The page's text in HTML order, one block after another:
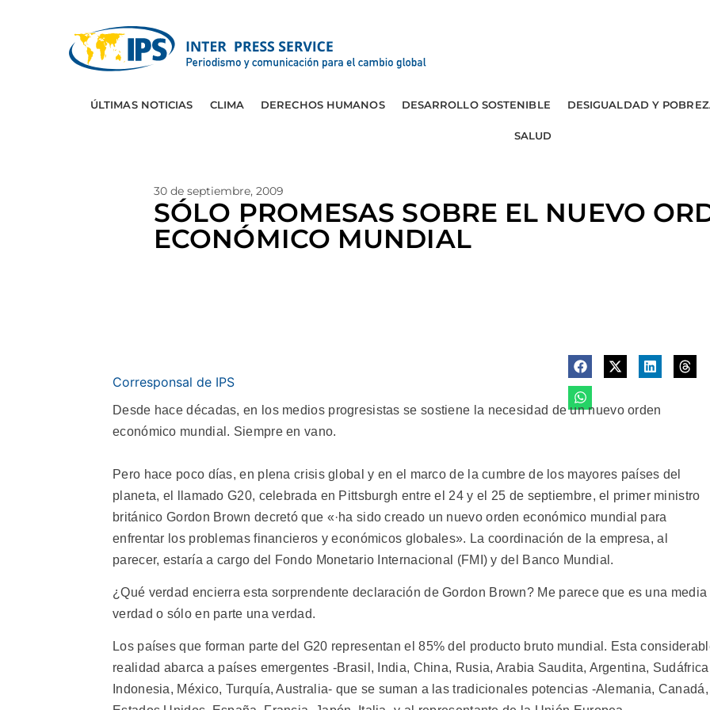
ÚLTIMAS NOTICIAS CLIMA DERECHOS HUMANOS DESARROLLO SOSTENIBLE DESIGUALDAD Y
SALUD
30 de septiembre, 2009
SÓLO PROMESAS SOBRE EL NUEVO
ECONÓMICO MUNDIAL
Corresponsal de IPS
Desde hace décadas, en los medios progresistas se sostiene la necesidad de un nuevo orden
económico mundial. Siempre en vano.
Pero hace poco días, en plena crisis global y en el marco de la cumbre de los mayores países del
planeta, el llamado G20, celebrada en Pittsburgh entre el 24 y el 25 de septiembre, el primer ministro
británico Gordon Brown decretó que «·ha sido creado un nuevo orden económico mundial para
enfrentar los problemas financieros y económicos globales». La coordinación de la empresa, al
parecer, estaría a cargo del Fondo Monetario Internacional (FMI) y del Banco Mundial.
¿Qué verdad encierra esta sorprendente declaración de Gordon Brown? Me parece que es una media
verdad o sólo en parte una verdad.
Los países que forman parte del G20 representan el 85% del producto bruto mundial. Esta
realidad abarca a países emergentes -Brasil, India, China, Rusia, Arabia Saudita, Argentina,
Indonesia, México, Turquía, Australia- que se suman a las tradicionales potencias -Alemania, Canadá,